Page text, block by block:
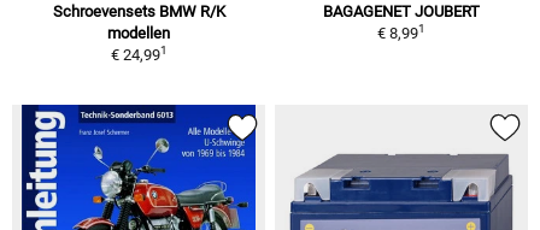
Schroevensets BMW R/K
modellen
€ 24,991
BAGAGENET JOUBERT
€ 8,991